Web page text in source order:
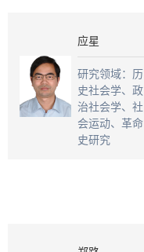
应星
研究领域：历
史社会学、政
治社会学、社
会运动、革命
史研究